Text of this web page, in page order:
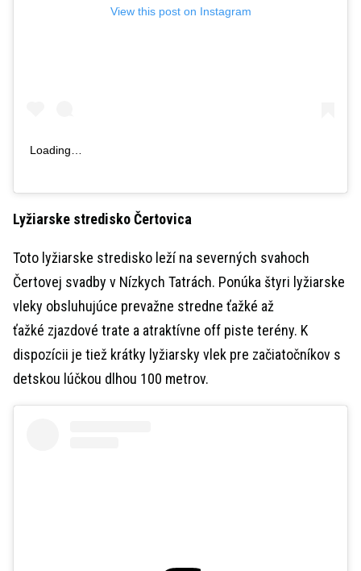
View this post on Instagram
Loading…
Lyžiarske strediskoČertovica
Toto lyžiarske stredisko leží na severných svahoch
Čertovej svadby v Nízkych Tatrách. Ponúka štyri lyžiarske
vleky obsluhujúce prevažne stredne ťažké až
ťažké zjazdové trate a atraktívne off piste terény. K
dispozícii je tiež krátky lyžiarsky vlek pre začiatočníkov s
detskou lúčkou dlhou 100 metrov.